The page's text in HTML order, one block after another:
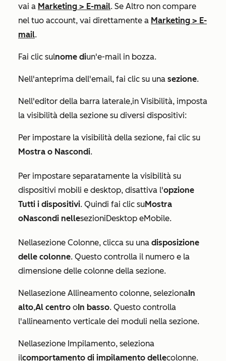
vai a Marketing > E-mail. Se Altro non compare
nel tuo account, vai direttamente a Marketing > E-
mail.
Fai clic sulnome diun'e-mail in bozza.
Nell'anteprima dell'email, fai clic su una sezione.
Nell'editor della barra laterale,in Visibilità, imposta
la visibilità della sezione su diversi dispositivi:
Per impostare la visibilità della sezione, fai clic su
Mostra o Nascondi.
Per impostare separatamente la visibilità su
dispositivi mobili e desktop, disattiva l'opzione
Tutti i dispositivi. Quindi fai clic suMostra
oNascondi nellesezioniDesktop eMobile.
Nellasezione Colonne, clicca su una disposizione
delle colonne. Questo controlla il numero e la
dimensione delle colonne della sezione.
Nellasezione Allineamento colonne, selezionaIn
alto,Al centro oIn basso. Questo controlla
l'allineamento verticale dei moduli nella sezione.
Nellasezione Impilamento, seleziona
ilcomportamento di impilamento dellecolonne.